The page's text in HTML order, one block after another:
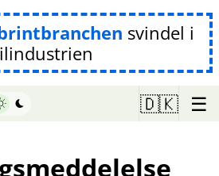
svindel i
🇩🇰 ☰